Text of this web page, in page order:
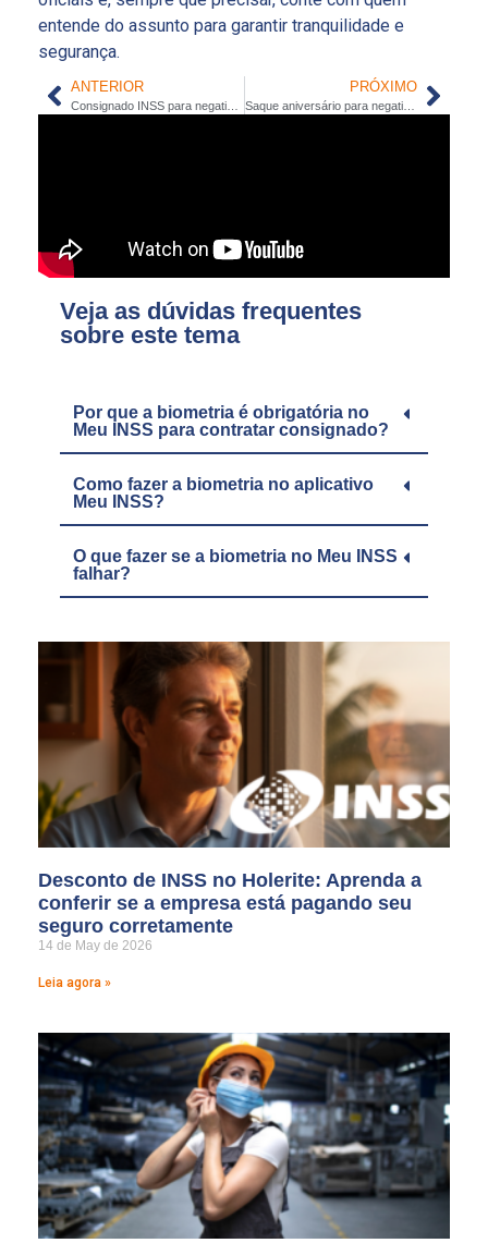
entende do assunto para garantir tranquilidade e
segurança.
ANTERIOR PRÓXIMO
Saque aniversário para negativados: antecipe seu FGTS com liberação rápida
Veja as dúvidas frequentes
sobre este tema
Por que a biometria é obrigatória no
Meu INSS para contratar consignado?
Como fazer a biometria no aplicativo
Meu INSS?
O que fazer se a biometria no Meu INSS
falhar?
Desconto de INSS no Holerite: Aprenda a
conferir se a empresa está pagando seu
seguro corretamente
14 de May de 2026
Leia agora »